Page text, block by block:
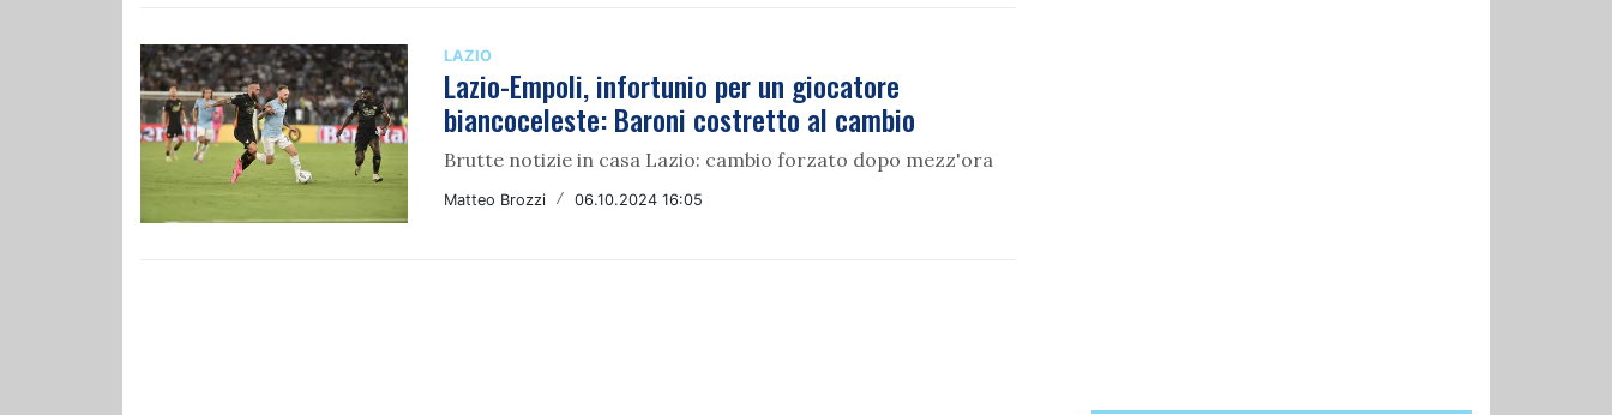
LAZIO
Lazio-Empoli, infortunio per un giocatore
biancoceleste: Baroni costretto al cambio
Brutte notizie in casa Lazio: cambio forzato dopo mezz'ora
Matteo Brozzi / 06.10.2024 16:05